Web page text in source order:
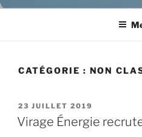
CATÉGORIE : NON
PUBLIÉ
LE
23 JUILLET 2019
Virage Énergie